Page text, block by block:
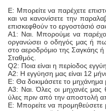
Ε: Μπορείτε να παρέχετε
και να κανονίσετε την
επισκεφθούν το εργοστάσιό
Α1: Ναι. Μπορούμε να
οργανώσει ο οδηγός μας ή
στο αεροδρόμιο της Σαγκάης ή
Σταθμός.
Q2: Ποια είναι η περίοδος
Α2: Η εγγύηση μας είναι 12
Ε: Θα δοκιμάσετε το μηχάνημα
Α3: Ναι. Όλες οι μηχανές μας
ύλες πριν από την αποστολή
Ε: Μπορείτε να